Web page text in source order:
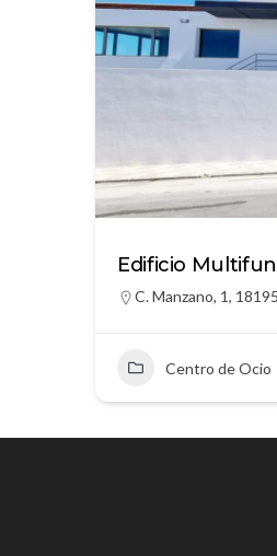
Edificio
C. Manzano, 1,
Centro de Ocio